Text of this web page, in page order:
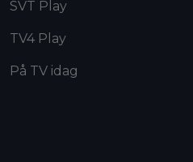
SVT Play
TV4 Play
På TV idag